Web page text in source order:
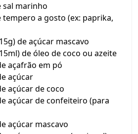
sal marinho
tempero a gosto (ex: paprika,
de açúcar mascavo
de óleo de coco ou azeite
açafrão em pó
açúcar
açúcar de coco
açúcar de confeiteiro (para
açúcar mascavo